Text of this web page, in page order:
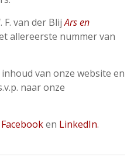
F. van der BlijArs en
allereerste nummer van
van onze website en
naar onze
Facebooken LinkedIn.